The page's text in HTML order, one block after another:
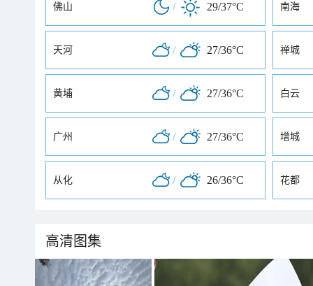
佛山 / 29/37°C 南海
天河 / 27/36°C 禅城
黄埔 / 27/36°C 白云
广州 / 27/36°C 增城
从化 / 26/36°C 花都
高清图集